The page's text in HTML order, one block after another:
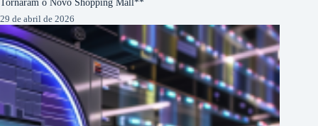
29 de abril de 2026